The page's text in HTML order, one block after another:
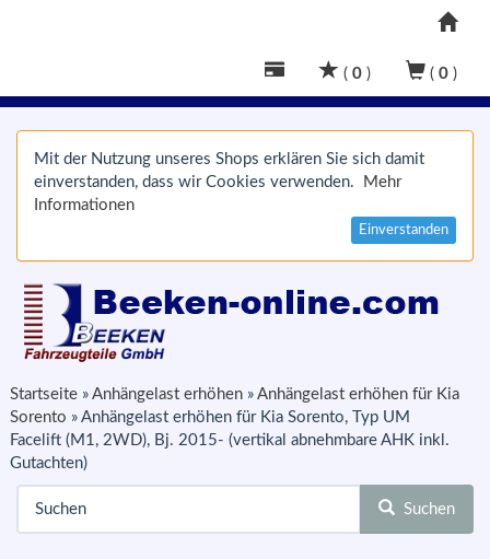
( 0 ) ( 0 )
Mit der Nutzung unseres Shops erklären Sie sich damit
einverstanden, dass wir Cookies verwenden.
Mehr
Informationen
Einverstanden
Startseite » Anhängelast erhöhen » Anhängelast erhöhen für Kia
Sorento » Anhängelast erhöhen für Kia Sorento, Typ UM
Facelift (M1, 2WD), Bj. 2015- (vertikal abnehmbare AHK inkl.
Gutachten)
Suchen